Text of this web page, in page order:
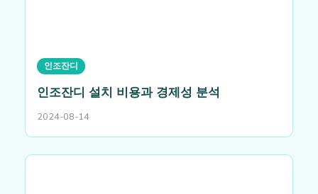
인조잔디
인조잔디 설치 비용과 경제성 분석
2024-08-14